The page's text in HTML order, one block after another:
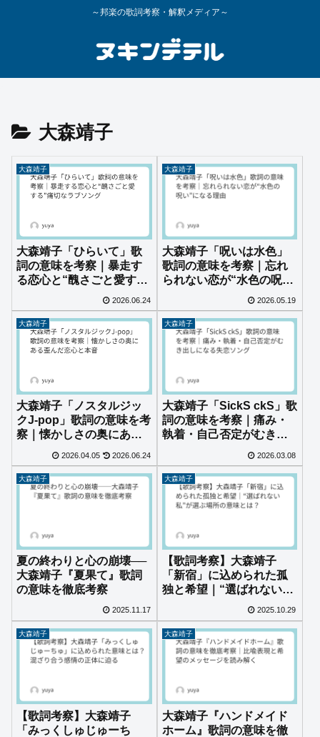
～邦楽の歌詞考察・解釈メディア～
大森靖子
大森靖子
大森靖子「ひらいて」歌
詞の意味を考察｜暴走す
る恋心と“醜さごと愛す
る”痛切なラブソング
2026.06.24
大森靖子
大森靖子「呪いは水色」
歌詞の意味を考察｜忘れ
られない恋が“水色の呪
2026.05.19
大森靖子
大森靖子「ノスタルジッ
クJ-pop」歌詞の意味を考
察｜懐かしさの奥にある
2026.04.05 2026.06.24
大森靖子
大森靖子「SickS ckS」歌
詞の意味を考察｜痛み・
執着・自己否定がむき出
2026.03.08
大森靖子
夏の終わりと心の崩壊──
大森靖子『夏果て』歌詞
の意味を徹底考察
2025.11.17
大森靖子
【歌詞考察】大森靖子
「新宿」に込められた孤
独と希望｜“選ばれない
私”が選ぶ場所の意味と
は？
2025.10.29
大森靖子
【歌詞考察】大森靖子
「みっくしゅじゅーち
大森靖子
大森靖子『ハンドメイド
ホーム』歌詞の意味を徹